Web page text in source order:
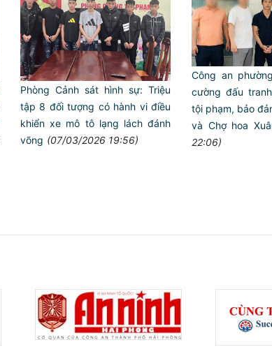
Phòng Cảnh sát hình sự: Triệu
tập 8 đối tượng có hành vi điều
khiển xe mô tô lạng lách đánh
võng (07/03/2026 19:56)
Công an
cường đấu
tội phạm, bảo
và Chợ hoa
22:06)